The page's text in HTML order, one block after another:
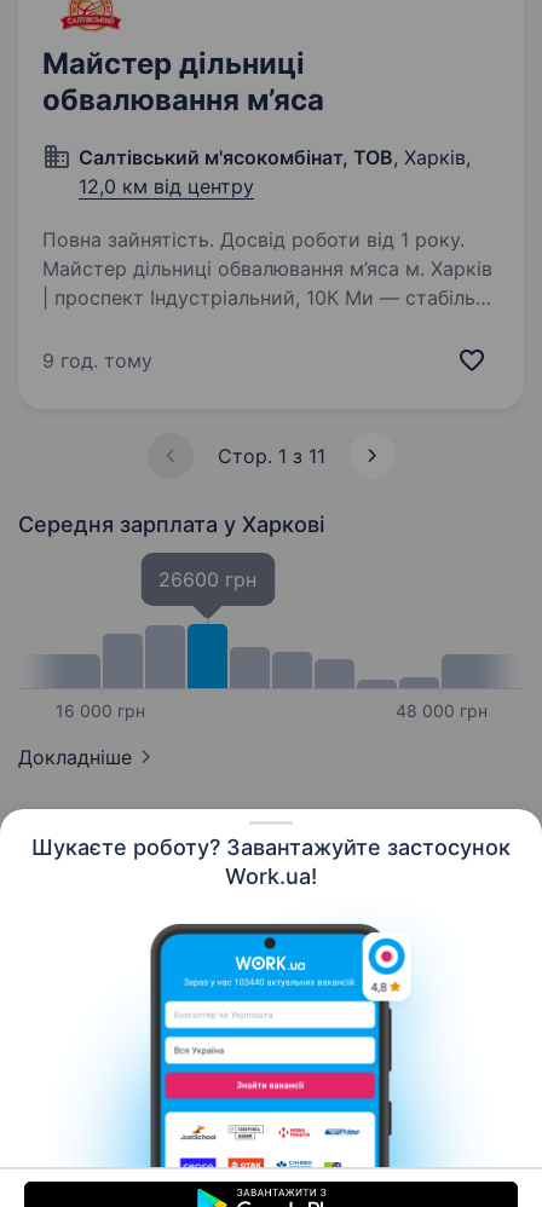
Шукаєте роботу? Завантажуйте застосунок
Work.ua!
Майстер дільниці
обвалювання м’яса
Салтівський м'ясокомбінат, ТОВ, Харків,
12,0 км від центру
Повна зайнятість. Досвід роботи від 1 року.
Майстер дільниці обвалювання м’яса м. Харків
| проспект Індустріальний, 10К Ми — стабільне
промисловості, яке активно розвивається
9 год. тому
Стор. 1 з 11
Середня зарплата у Харкові
16 000 грн
26600 грн
48 000 грн
Докладніше
Контакти Про нас
Кар’єра
Допомога Умови використання